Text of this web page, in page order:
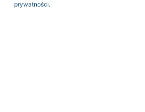
prywatności.